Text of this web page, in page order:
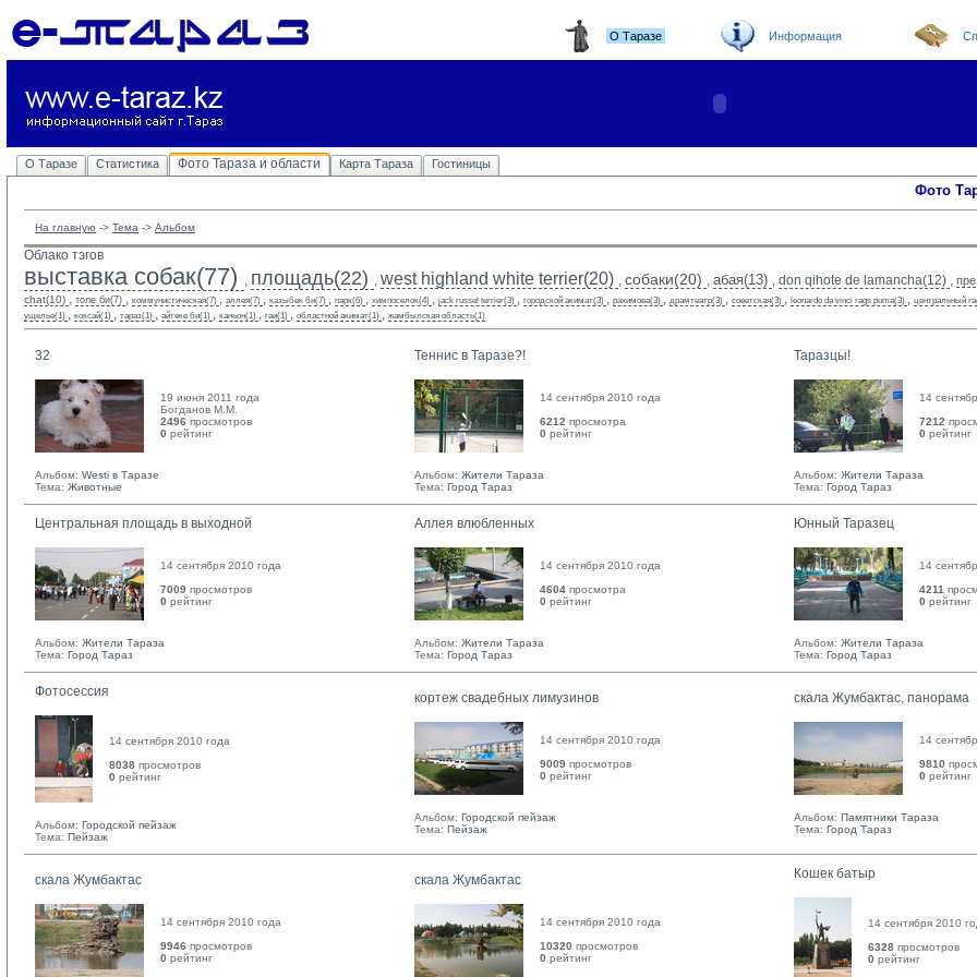
О Таразе Информация
О Таразе Статистика Фото Тараза и области Карта Тараза Гостиницы
Фото
На главную -> Тема -> Альбом
Облако тэгов
выставка собак(77) , площадь(22) , west highland white terrier(20) , собаки(20) , абая(13) , don qihote de lamancha(12) ,
chat(10) , толе би(7) , коммунистическая(7) , аллея(7) , казыбек би(7) , парк(6) , химпоселок(4) , jack russel terrier(3) , городской акимат(3) , рахимова(3) , драмтеатр(3) , советская(3) , leonardo da vinci rags puma(3) , центральный
ущелье(1) , коксай(1) , тараз(1) , айтеке би(1) , каньон(1) , гаи(1) , областной акимат(1) , жамбылская область(1)
32
19 июня 2011 года
Богданов М.М.
2496 просмотров
0 рейтинг
Альбом: Westi в Таразе
Тема: Животные
Теннис в Таразе?!
14 сентября 2010 года
6212 просмотра
0 рейтинг
Альбом: Жители Тараза
Тема: Город Тараз
Таразцы!
14
7212
0 рейтинг
Альбом: Жители Тараза
Тема: Город Тараз
Центральная площадь в выходной
14 сентября 2010 года
7009 просмотров
0 рейтинг
Альбом: Жители Тараза
Тема: Город Тараз
Аллея влюбленных
14 сентября 2010 года
4604 просмотра
0 рейтинг
Альбом: Жители Тараза
Тема: Город Тараз
Юнный Таразец
14
4211
0 рейтинг
Альбом: Жители Тараза
Тема: Город Тараз
Фотосессия
14 сентября 2010 года
8038 просмотров
0 рейтинг
Альбом: Городской пейзаж
Тема: Пейзаж
кортеж свадебных лимузинов
14 сентября 2010 года
9009 просмотров
0 рейтинг
Альбом: Городской пейзаж
Тема: Пейзаж
скала Жумбактас, панорама
14
9810
0 рейтинг
Альбом: Памятники Тараза
Тема: Город Тараз
скала Жумбактас
14 сентября 2010 года
9946 просмотров
0 рейтинг
скала Жумбактас
14 сентября 2010 года
10320 просмотров
0 рейтинг
Кошек батыр
14 сентября 2010
6328 просмотров
0 рейтинг